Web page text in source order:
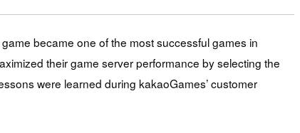
became one of the most successful games in
their game server performance by selecting the
were learned during kakaoGames’ customer